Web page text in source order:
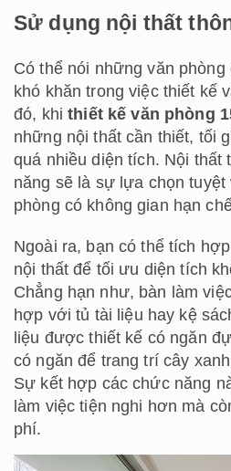
Sử dụng nội thất
Có thể nói những văn
khó khăn trong việc thiết kế
đó, khithiết kế văn phòng
những nội thất cần thiết, tối
quá nhiều diện tích. Nội thất
năng sẽ là sự lựa chọn tuyệt
phòng có không gian hạn
Ngoài ra, bạn có thể tích
nội thất để tối ưu diện tích
Chẳng hạn như, bàn làm
hợp với tủ tài liệu hay kệ
liệu được thiết kế có ngăn
có ngăn để trang trí cây
Sự kết hợp các chức năng
làm việc tiện nghi hơn mà
phí.